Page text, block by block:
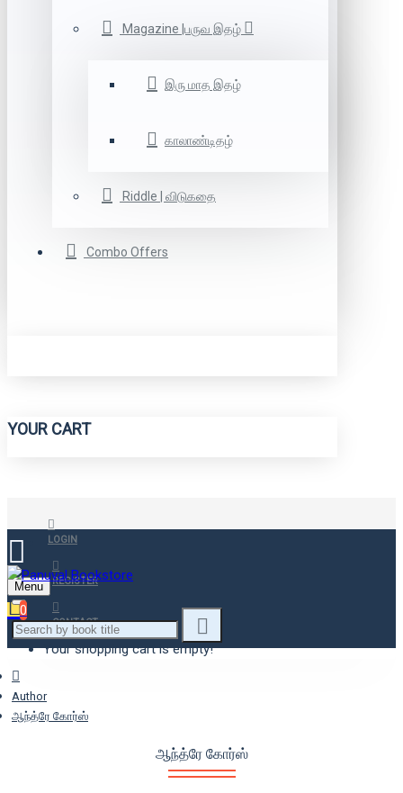
Magazine |பருவ இதழ்
இரு மாத இதழ்
காலாண்டிதழ்
Riddle | விடுகதை
Combo Offers
YOUR CART
LOGIN
REGISTER
CONTACT
Menu
0
Your shopping cart is empty!
Author
ஆந்த்ரே கோர்ஸ்
ஆந்த்ரே கோர்ஸ்